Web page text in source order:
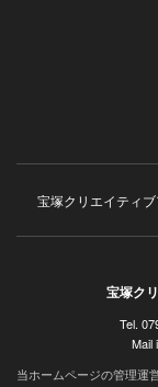
宝塚クリエイティ
宝塚ク
Tel.
Mail
当ホームページの管理運